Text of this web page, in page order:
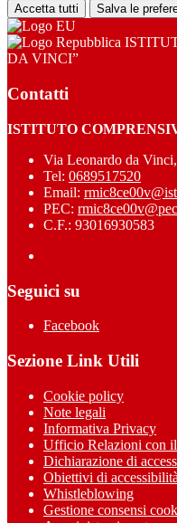
Accetta tutti Salva le
DA VINCI”
Contatti
ISTITUTO
Via Leonardo da
Tel: 0689517520
Email:
PEC:
C.F.: 93016930583
Seguici su
Facebook
Sezione Link Utili
Cookie policy
Note legali
Informativa Privacy
Ufficio Relazioni con
Dichiarazione di
Obiettivi di accessibilità
Whistleblowing
Gestione consensi